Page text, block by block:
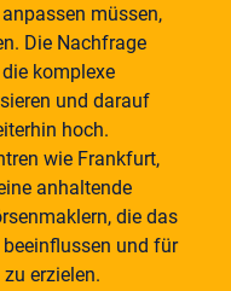
müssen,
Die Nachfrage
komplexe
und darauf
hoch.
wie Frankfurt,
anhaltende
die das
und für
erzielen.